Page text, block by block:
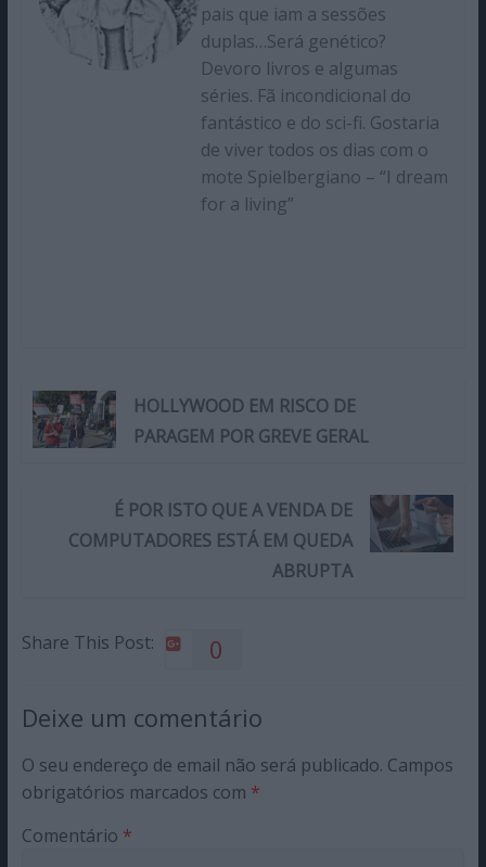
pais que iam a sessões
duplas…Será genético?
Devoro livros e algumas
séries. Fã incondicional do
fantástico e do sci-fi. Gostaria
de viver todos os dias com o
mote Spielbergiano – “I dream
for a living”
HOLLYWOOD EM RISCO DE
PARAGEM POR GREVE GERAL
É POR ISTO QUE A VENDA DE
COMPUTADORES ESTÁ EM QUEDA
ABRUPTA
Share This Post: 0
Deixe um comentário
O seu endereço de email não será publicado. Campos
obrigatórios marcados com *
Comentário *